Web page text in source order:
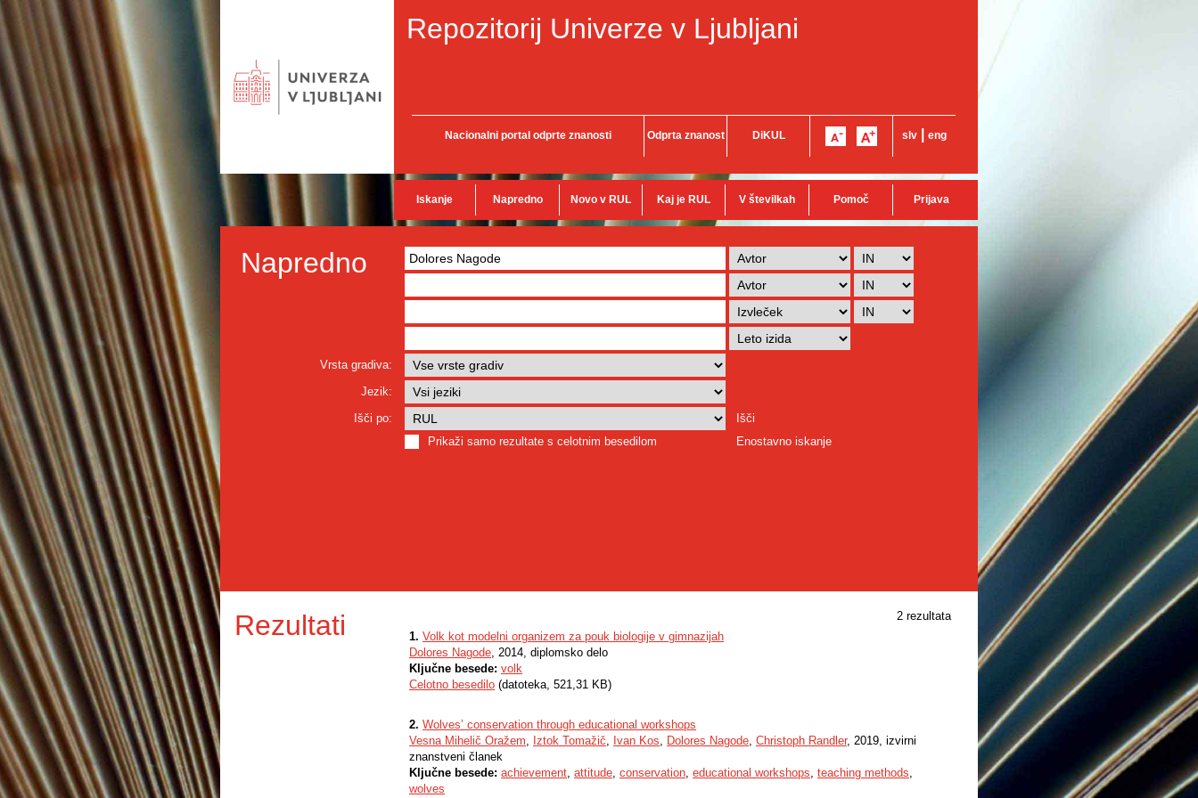
Repozitorij Univerze v Ljubljani
Nacionalni portal odprte znanosti Odprta znanost DiKUL slv eng
Iskanje Napredno Novo v RUL Kaj je RUL V številkah Pomoč Prijava
Napredno
Vrsta gradiva:
Jezik:
Išči po:
Išči
Prikaži samo rezultate s celotnim besedilom
Enostavno iskanje
Rezultati
2 rezultata
1. Volk kot modelni organizem za pouk biologije v gimnazijah
Dolores Nagode, 2014, diplomsko delo
Ključne besede: volk
Celotno besedilo (datoteka, 521,31 KB)
2. Wolvesʼ conservation through educational workshops
Vesna Mihelič Oražem, Iztok Tomažič, Ivan Kos, Dolores Nagode, Christoph Randler, 2019, izvirni
znanstveni članek
Ključne besede: achievement, attitude, conservation, educational workshops, teaching methods,
wolves